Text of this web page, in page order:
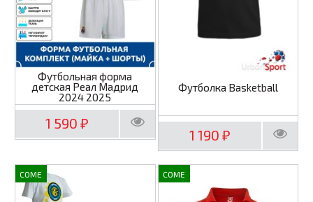
Футбольная форма
детская Реал Мадрид
2024 2025
1 590 ₽
Футболка Basketball
1 190 ₽
COME COME